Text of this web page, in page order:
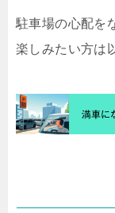
駐車場の心配を
楽しみたい方は